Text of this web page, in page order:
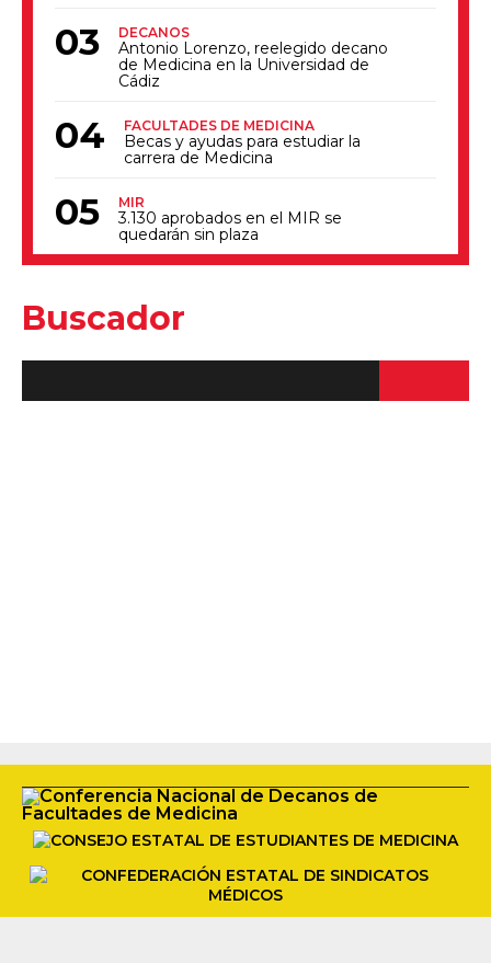
DECANOS
Antonio Lorenzo, reelegido decano
de Medicina en la Universidad de
Cádiz
FACULTADES DE MEDICINA
Becas y ayudas para estudiar la
carrera de Medicina
MIR
3.130 aprobados en el MIR se
quedarán sin plaza
Buscador